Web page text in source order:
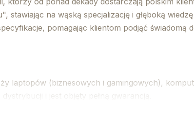
stawiając na wąską specjalizację i głęboką
pomagając klientom podjąć świadomą
laptopów (biznesowych i gamingowych),
i jest objęty pełną gwarancją.